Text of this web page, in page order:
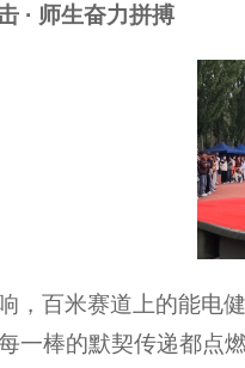
· 师生奋力拼搏
，百米赛道上的能电
一棒的默契传递都点